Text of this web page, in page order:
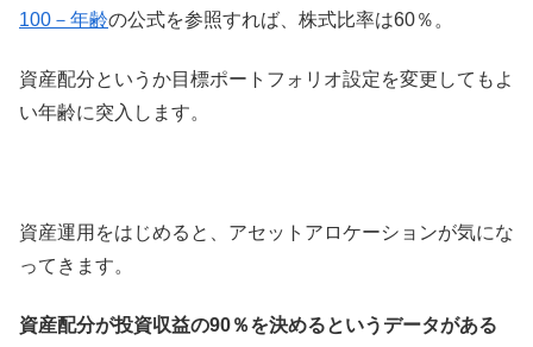
100－年齢の公式を参照すれば、株式比率は60％。
資産配分というか目標ポートフォリオ設定を変更してもよ
い年齢に突入します。
資産運用をはじめると、アセットアロケーションが気にな
ってきます。
資産配分が投資収益の90％を決めるというデータがある